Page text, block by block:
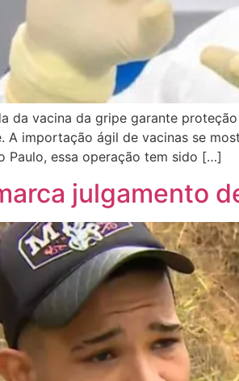
da vacina da gripe garante
A importação ágil de vacinas se
Paulo, essa operação tem sido […]
julgamento